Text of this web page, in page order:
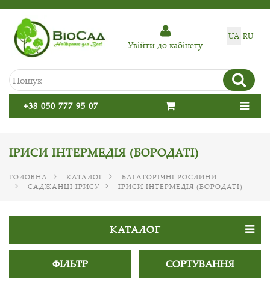
UA RU
Увiйти до кабiнету
+38 050 777 95 07
ІРИСИ ІНТЕРМЕДІЯ (БОРОДАТІ)
ГОЛОВНА КАТАЛОГ
БАГАТОРІЧНІ РОСЛИНИ
САДЖАНЦІ ІРИСУ
ІРИСИ ІНТЕРМЕДІЯ (БОРОДАТІ)
КАТАЛОГ
ФІЛЬТР СОРТУВАННЯ